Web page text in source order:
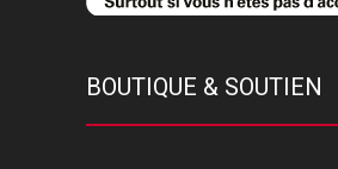
BOUTIQUE & SOUTIEN